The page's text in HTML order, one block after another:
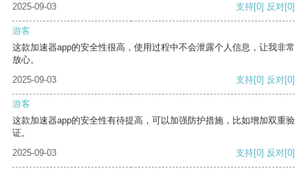
2025-09-03
支持[0] 反对[0]
游客
这款加速器app的安全性很高，使用过程中不会泄露个人信息，让我非常
放心。
2025-09-03
支持[0] 反对[0]
游客
这款加速器app的安全性有待提高，可以加强防护措施，比如增加双重验
证。
2025-09-03
支持[0] 反对[0]